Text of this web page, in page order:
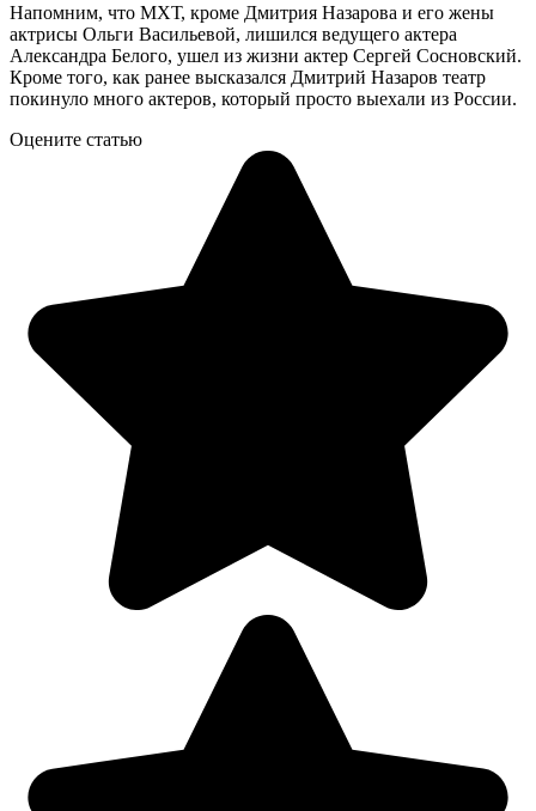
Напомним, что МХТ, кроме Дмитрия Назарова и его жены
актрисы Ольги Васильевой, лишился ведущего актера
Александра Белого, ушел из жизни актер Сергей Сосновский.
Кроме того, как ранее высказался Дмитрий Назаров театр
покинуло много актеров, который просто выехали из России.
Оцените статью